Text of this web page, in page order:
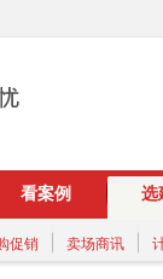
看案例 选
促销 卖场商讯